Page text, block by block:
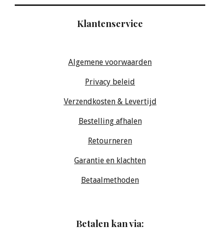
Klantenservice
Algemene voorwaarden
Privacy beleid
Verzendkosten & Levertijd
Bestelling afhalen
Retourneren
Garantie en klachten
Betaalmethoden
Betalen kan via: